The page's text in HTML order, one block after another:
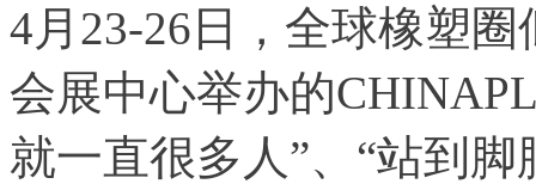
4月23-26日，全球橡塑
会展中心举办的
就一直很多人”、“站到